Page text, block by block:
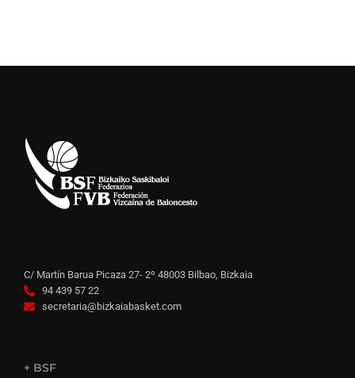
C/ Martín Barua Picaza 27- 2º 48003 Bilbao, Bizkaia
94 439 57 22
secretaria@bizkaiabasket.com
+ BSF